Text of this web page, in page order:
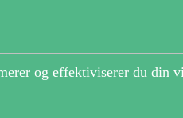
og effektiviserer du din